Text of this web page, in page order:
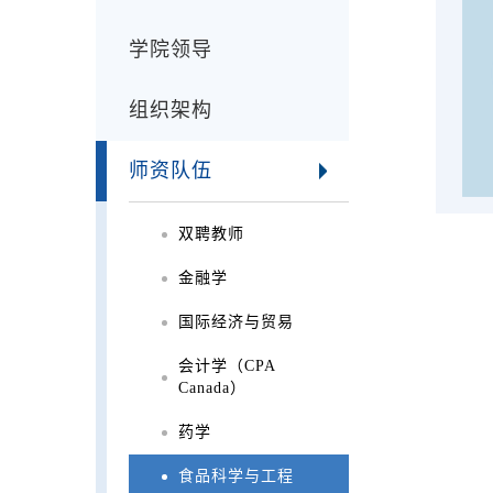
学院领导
组织架构
师资队伍
双聘教师
金融学
国际经济与贸易
会计学（CPA
Canada）
药学
食品科学与工程